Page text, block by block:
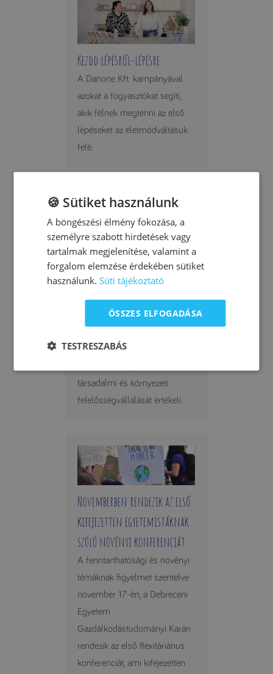
Kezdd lépésről-lépésre
A Danone Kft. kampányával
azokat a fogyasztókat segíti,
akik félnek megtenni az első
lépéseket az életmódváltásuk
felé.
A DANONE MAGYARORSZÁG
MEGSZEREZTE A VILÁG EGYIK
LEGJELENTŐSEBB TÁRSADALMI-
FENNTARTHATÓSÁGI
MINŐSÍTÉSÉT
A B Corp™ egy olyan tanúsítási
társadalmi és környezeti
felelősségvállalását értékeli.
Novemberben rendezik az első
kifejezetten egyetemistáknak
szóló növényi konferenciát
A fenntarthatósági és növényi
témáknak figyelmet szentelve
november 17-én, a Debreceni
Egyetem
Gazdálkodástudományi Karán
rendezik az első flexitáriánus
konferenciát, ami kifejezetten
🍪 Sütiket használunk
A böngészési élmény fokozása, a
személyre szabott hirdetések vagy
tartalmak megjelenítése, valamint a
forgalom elemzése érdekében sütiket
használunk. Süti tájékoztató
ÖSSZES ELFOGADÁSA
TESTRESZABÁS